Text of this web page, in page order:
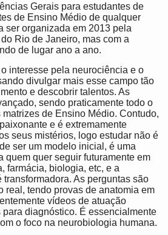
Gerais para estudantes de
de Ensino Médio de qualquer
ser organizada em 2013 pela
Rio de Janeiro, mas com a
de lugar ano a ano.
interesse pela neurociência e o
divulgar mais esse campo tão
e descobrir talentos. As
sendo praticamente todo o
de Ensino Médio. Contudo,
e é extremamente
seus mistérios, logo estudar não é
ser um modelo inicial, é uma
quem quer seguir futuramente em
farmácia, biologia, etc, e a
As perguntas são
real, tendo provas de anatomia em
vídeos de atuação
diagnóstico. É essencialmente
o foco na neurobiologia humana.